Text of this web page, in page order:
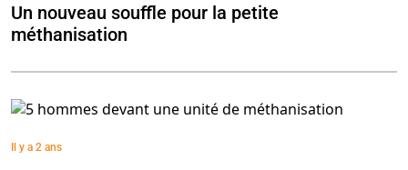
Un nouveau souffle pour la petite
méthanisation
Il y a 2 ans